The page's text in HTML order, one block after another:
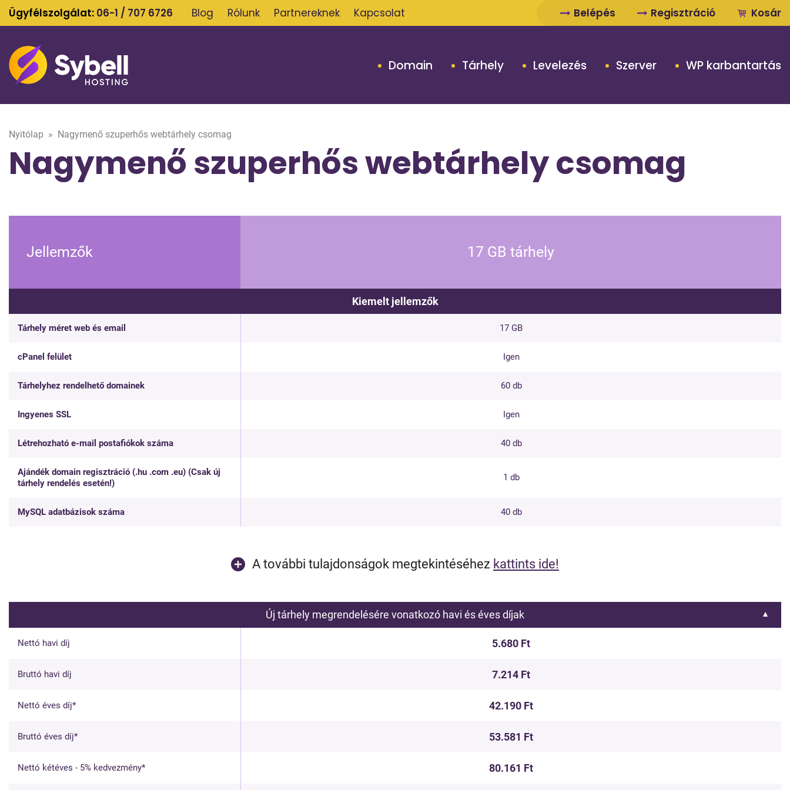
Ügyfélszolgálat: 06-1 / 707 6726 Blog Rólunk Partnereknek Kapcsolat Belépés Regisztráció Kosár
Domain Tárhely Levelezés Szerver WP karbantartás
Nyitólap » Nagymenő szuperhős webtárhely csomag
Nagymenő szuperhős webtárhely csomag
Jellemzők 17 GB tárhely
Kiemelt jellemzők
Tárhely méret web és email 17 GB
cPanel felület Igen
Tárhelyhez rendelhető domainek 60 db
Ingyenes SSL Igen
Létrehozható e-mail postafiókok száma 40 db
Ajándék domain regisztráció (.hu .com .eu) (Csak új
tárhely rendelés esetén!)
1 db
MySQL adatbázisok száma 40 db
A további tulajdonságok megtekintéséhez kattints ide!
Új tárhely megrendelésére vonatkozó havi és éves díjak
Nettó havi díj 5.680 Ft
Bruttó havi díj 7.214 Ft
Nettó éves díj* 42.190 Ft
Bruttó éves díj* 53.581 Ft
Nettó kétéves - 5% kedvezmény* 80.161 Ft